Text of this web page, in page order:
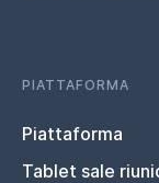
PIATTAFORMA
Piattaforma
Tablet sale